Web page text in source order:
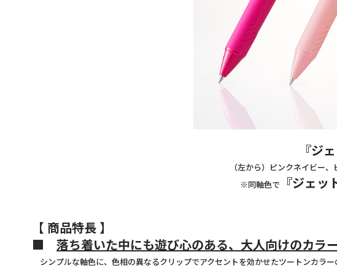
『ジ
（左から）ピンクネイビー
※同軸色で
『ジェ
【 商品特長 】
■ 落ち着いた中にも遊び心のある、大人向けのカラ
シンプルな軸色に、色相の異なるクリップでアクセントを効かせたツートンカラー